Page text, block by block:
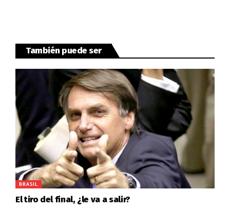
También puede ser
BRASIL
El tiro del final, ¿le va a salir?